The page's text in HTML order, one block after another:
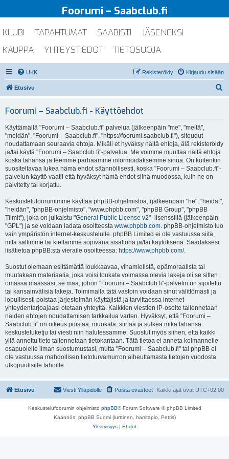
Foorumi – Saabclub.fi
KLUBI TAPAHTUMAT SAABISTI
JÄSENEKSI
KAUPPA
YHTEYSTIEDOT TIETOSUOJA
UKK Kirjaudu sisään
Rekisteröidy
Etusivu
Foorumi – Saabclub.fi - Käyttöehdot
Käyttämällä "Foorumi – Saabclub.fi" palvelua (jälkeenpäin "me", "meitä",
"meidän", "Foorumi – Saabclub.fi", "https://foorumi.saabclub.fi"), sitoudut
noudattamaan seuraavia ehtoja. Mikäli et hyväksy näitä ehtoja, älä rekisteröidy
ja/tai käytä "Foorumi – Saabclub.fi"-palvelua. Me voimme muuttaa näitä ehtoja
koska tahansa ja teemme parhaamme informoidaksemme sinua. On kuitenkin
suositeltavaa lukea nämä ehdot säännöllisesti, koska "Foorumi – Saabclub.fi"-
palvelun käyttö vaatii että hyväksyt nämä ehdot siinä muodossa, kuin ne on
päivitetty tai korjattu.
Keskustelufoorumimme käyttää phpBB-ohjelmistoa, (jälkeenpäin "he", "heidät",
"heidän", "phpBB-ohjelmisto", "www.phpbb.com", "phpBB Group", "phpBB
Tiimit"), joka on julkaistu "General Public License v2" -lisenssillä (jälkeenpäin
"GPL") ja se voidaan ladata osoitteesta www.phpbb.com. phpBB-ohjelmisto luo
vain ympäristön internet-keskustelulle. phpBB Limited ei ole vastuussa siitä,
mitä sallimme tai kiellämme sopivana sisältönä ja/tai käytöksenä. Saadaksesi
lisätietoa phpBB:stä vieraile osoitteessa: https://www.phpbb.com/.
Suostut olemaan esittämättä loukkaavaa, vihamielistä, epämoraalista tai
muutakaan materiaalia, joka voisi loukata voimassa olevia lakeja oli se sitten
omassa maassasi, se maa, johon "Foorumi – Saabclub.fi"-palvelin on sijoitettu
tai kansainvälisiä lakeja. Toimimalla tätä vastoin voidaan sinut välittömästi ja
lopullisesti poistaa järjestelmän käyttäjistä ja tarvittaessa internet-
yhteydentarjoajaasi otetaan yhteyttä. Kaikkien viestien IP-osoite tallennetaan
näiden ehtojen noudattamisen tarkkailua varten. Hyväksyt, että "Foorumi –
Saabclub.fi" on oikeus poistaa, muokata, siirtää ja sulkea mikä tahansa
keskusteluketju tai viesti niin halutessamme. Suostut myös siihen, että kaikki
yllä annettu tieto tallennetaan tietokantaan. Tätä tietoa ei anneta kolmannelle
osapuolelle ilman suostumustasi, mutta "Foorumi – Saabclub.fi" tai phpBB ei
ole vastuussa mahdollisen tietoturvamurron aiheuttamasta tietojen vuodosta
ulkopuolisille tahoille.
Etusivu Kaikki ajat ovat UTC+02:00
Poista evästeet
Viesti Ylläpidolle
Keskustelufoorumin ohjelmisto phpBB® Forum Software © phpBB Limited
Käännös: phpBB Suomi (lurttinen, harritapio, Pettis)
Yksityisyys | Ehdot